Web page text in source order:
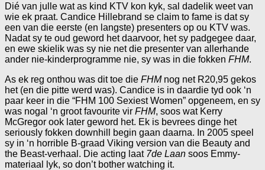
Dié van julle wat as kind KTV kon kyk, sal dadelik weet van
wie ek praat. Candice Hillebrand se claim to fame is dat sy
een van die eerste (en langste) presenters op ou KTV was.
Nadat sy te oud geword het daarvoor, het sy padgegee daar,
en ewe skielik was sy nie net die presenter van allerhande
ander nie-kinderprogramme nie, sy was in die fokken FHM.
As ek reg onthou was dit toe die FHM nog net R20,95 gekos
het (en die pitte werd was). Candice is in daardie tyd ook ‘n
paar keer in die “FHM 100 Sexiest Women” opgeneem, en sy
was nogal ‘n groot favourite vir FHM, soos wat Kerry
McGregor ook later geword het. Ek is bevrees dinge het
seriously fokken downhill begin gaan daarna. In 2005 speel
sy in ‘n horrible B-graad Viking version van die Beauty and
the Beast-verhaal. Die acting laat 7de Laan soos Emmy-
materiaal lyk, so don’t bother watching it.